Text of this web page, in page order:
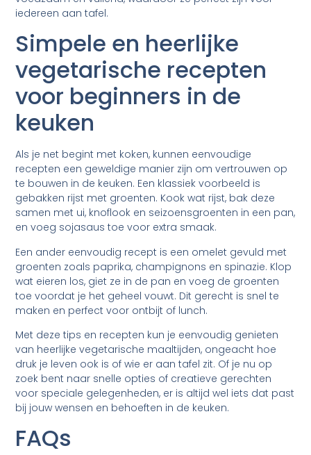
iedereen aan tafel.
Simpele en heerlijke
vegetarische recepten
voor beginners in de
keuken
Als je net begint met koken, kunnen eenvoudige
recepten een geweldige manier zijn om vertrouwen op
te bouwen in de keuken. Een klassiek voorbeeld is
gebakken rijst met groenten. Kook wat rijst, bak deze
samen met ui, knoflook en seizoensgroenten in een pan,
en voeg sojasaus toe voor extra smaak.
Een ander eenvoudig recept is een omelet gevuld met
groenten zoals paprika, champignons en spinazie. Klop
wat eieren los, giet ze in de pan en voeg de groenten
toe voordat je het geheel vouwt. Dit gerecht is snel te
maken en perfect voor ontbijt of lunch.
Met deze tips en recepten kun je eenvoudig genieten
van heerlijke vegetarische maaltijden, ongeacht hoe
druk je leven ook is of wie er aan tafel zit. Of je nu op
zoek bent naar snelle opties of creatieve gerechten
voor speciale gelegenheden, er is altijd wel iets dat past
bij jouw wensen en behoeften in de keuken.
FAQs